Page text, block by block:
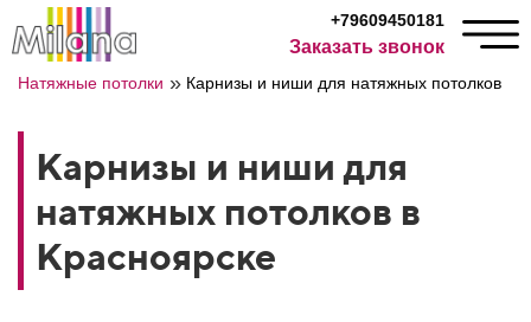
+79609450181
Заказать звонок
Натяжные потолки » Карнизы и ниши для натяжных потолков
Карнизы и ниши для
натяжных потолков в
Красноярске